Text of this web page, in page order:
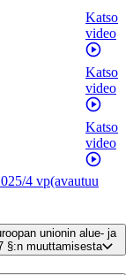
Katso
video
Katso
video
Katso
video
4 vp(avautuu
unionin alue- ja
§:n muuttamisesta